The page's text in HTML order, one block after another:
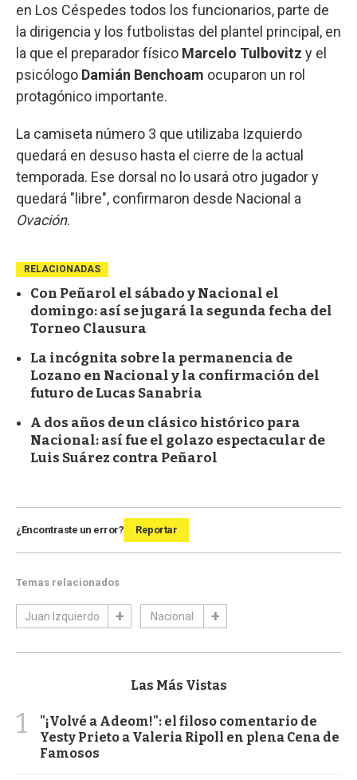
en Los Céspedes todos los funcionarios, parte de
la dirigencia y los futbolistas del plantel principal, en
la que el preparador físico Marcelo Tulbovitz y el
psicólogo Damián Benchoam ocuparon un rol
protagónico importante.
La camiseta número 3 que utilizaba Izquierdo
quedará en desuso hasta el cierre de la actual
temporada. Ese dorsal no lo usará otro jugador y
quedará "libre", confirmaron desde Nacional a
Ovación.
RELACIONADAS
Con Peñarol el sábado y Nacional el
domingo: así se jugará la segunda fecha del
Torneo Clausura
La incógnita sobre la permanencia de
Lozano en Nacional y la confirmación del
futuro de Lucas Sanabria
A dos años de un clásico histórico para
Nacional: así fue el golazo espectacular de
Luis Suárez contra Peñarol
¿Encontraste un error? Reportar
Temas relacionados
Juan Izquierdo Nacional
Las Más Vistas
1
"¡Volvé a Adeom!": el filoso comentario de
Yesty Prieto a Valeria Ripoll en plena Cena de
Famosos